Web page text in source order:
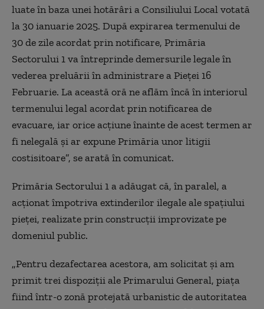
luate în baza unei hotărâri a Consiliului Local votată
la 30 ianuarie 2025. După expirarea termenului de
30 de zile acordat prin notificare, Primăria
Sectorului 1 va întreprinde demersurile legale în
vederea preluării în administrare a Pieţei 16
Februarie. La această oră ne aflăm încă în interiorul
termenului legal acordat prin notificarea de
evacuare, iar orice acţiune înainte de acest termen ar
fi nelegală şi ar expune Primăria unor litigii
costisitoare”, se arată în comunicat.
Primăria Sectorului 1 a adăugat că, în paralel, a
acţionat împotriva extinderilor ilegale ale spaţiului
pieţei, realizate prin construcţii improvizate pe
domeniul public.
„Pentru dezafectarea acestora, am solicitat şi am
primit trei dispoziţii ale Primarului General, piaţa
fiind într-o zonă protejată urbanistic de autoritatea